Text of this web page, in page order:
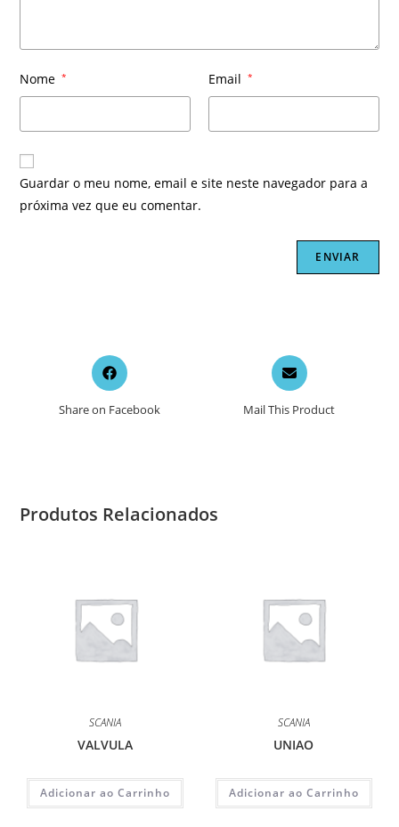
Nome * Email *
Guardar o meu nome, email e site neste navegador para a
próxima vez que eu comentar.
Opens
in
new
Share on Facebook
Opens
in
a
new
Mail This Product
Produtos Relacionados
SCANIA
VALVULA
Adicionar ao Carrinho
SCANIA
UNIAO
Adicionar ao Carrinho